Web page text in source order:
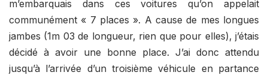
m’embarquais dans ces voitures qu’on appelait
communément « 7 places ». A cause de mes longues
jambes (1m 03 de longueur, rien que pour elles), j’étais
décidé à avoir une bonne place. J’ai donc attendu
jusqu’à l’arrivée d’un troisième véhicule en partance